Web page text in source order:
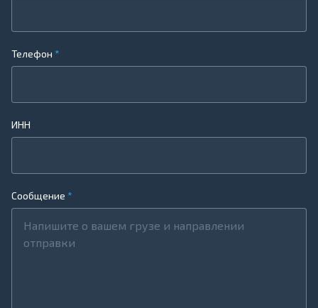
Телефон
ИНН
Сообщение